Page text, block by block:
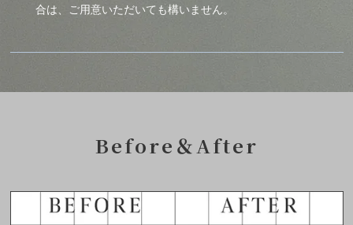
合は、ご用意いただいても構いません。
Before＆After